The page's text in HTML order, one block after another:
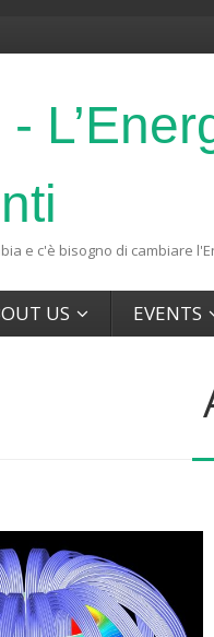
e c'è bisogno di cambiare
US EVENTS